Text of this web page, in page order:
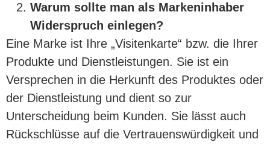
Warum sollte man als Markeninhaber
Widerspruch einlegen?
Eine Marke ist Ihre „Visitenkarte“ bzw. die Ihrer
Produkte und Dienstleistungen. Sie ist ein
Versprechen in die Herkunft des Produktes oder
der Dienstleistung und dient so zur
Unterscheidung beim Kunden. Sie lässt auch
Rückschlüsse auf die Vertrauenswürdigkeit und